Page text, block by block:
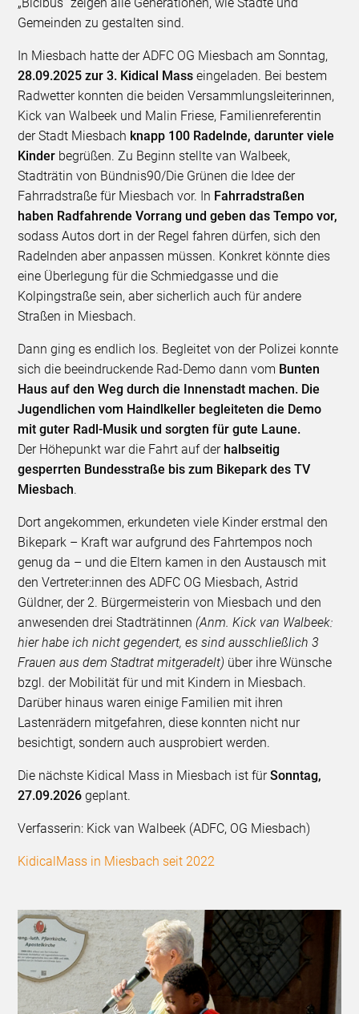
Gemeinden zu gestalten sind.
In Miesbach hatte der ADFC OG Miesbach am Sonntag,
28.09.2025 zur 3. Kidical Masseingeladen. Bei bestem
Radwetter konnten die beiden Versammlungsleiterinnen,
Kick van Walbeek und Malin Friese, Familienreferentin
der Stadt Miesbach knapp 100 Radelnde, darunter viele
Kinder begrüßen. Zu Beginn stellte van Walbeek,
Stadträtin von Bündnis90/Die Grünen die Idee der
Fahrradstraße für Miesbach vor. In Fahrradstraßen
haben Radfahrende Vorrang und geben das Tempo vor,
sodass Autos dort in der Regel fahren dürfen, sich den
Radelnden aber anpassen müssen. Konkret könnte dies
eine Überlegung für die Schmiedgasse und die
Kolpingstraße sein, aber sicherlich auch für andere
Straßen in Miesbach.
Dann ging es endlich los. Begleitet von der Polizei konnte
sich die beeindruckende Rad-Demo dann vom Bunten
Haus auf den Weg durch die Innenstadt machen. Die
Jugendlichen vom Haindlkeller begleiteten die Demo
mit guter Radl-Musik und sorgten für gute Laune.
Der Höhepunkt war die Fahrt auf der halbseitig
gesperrten Bundesstraße bis zum Bikepark des TV
Miesbach.
Dort angekommen, erkundeten viele Kinder erstmal den
Bikepark – Kraft war aufgrund des Fahrtempos noch
genug da – und die Eltern kamen in den Austausch mit
den Vertreter:innen des ADFC OG Miesbach, Astrid
Güldner, der 2. Bürgermeisterin von Miesbach und den
anwesenden drei Stadträtinnen (Anm. Kick van Walbeek:
hier habe ich nicht gegendert, es sind ausschließlich 3
Frauen aus dem Stadtrat mitgeradelt) über ihre Wünsche
bzgl. der Mobilität für und mit Kindern in Miesbach.
Darüber hinaus waren einige Familien mit ihren
Lastenrädern mitgefahren, diese konnten nicht nur
besichtigt, sondern auch ausprobiert werden.
Die nächste Kidical Mass in Miesbach ist fürSonntag,
27.09.2026geplant.
Verfasserin: Kick van Walbeek (ADFC, OG Miesbach)
KidicalMass in Miesbach seit 2022